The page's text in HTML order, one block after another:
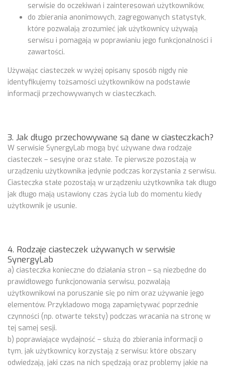
serwisie do oczekiwań i zainteresowań użytkowników,
do zbierania anonimowych, zagregowanych statystyk,
które pozwalają zrozumieć jak użytkownicy używają
serwisu i pomagają w poprawianiu jego funkcjonalności i
zawartości.
Używając ciasteczek w wyżej opisany sposób nigdy nie
identyfikujemy tożsamości użytkowników na podstawie
informacji przechowywanych w ciasteczkach.
3. Jak długo przechowywane są dane w ciasteczkach?
W serwisie SynergyLab mogą być używane dwa rodzaje
ciasteczek – sesyjne oraz stałe. Te pierwsze pozostają w
urządzeniu użytkownika jedynie podczas korzystania z serwisu.
Ciasteczka stałe pozostają w urządzeniu użytkownika tak długo
jak długo mają ustawiony czas życia lub do momentu kiedy
użytkownik je usunie.
4. Rodzaje ciasteczek używanych w serwisie
SynergyLab
a) ciasteczka konieczne do działania stron – są niezbędne do
prawidłowego funkcjonowania serwisu, pozwalają
użytkownikowi na poruszanie się po nim oraz używanie jego
elementów. Przykładowo mogą zapamiętywać poprzednie
czynności (np. otwarte teksty) podczas wracania na stronę w
tej samej sesji.
b) poprawiające wydajność – służą do zbierania informacji o
tym, jak użytkownicy korzystają z serwisu: które obszary
odwiedzają, jaki czas na nich spędzają oraz problemy jakie na